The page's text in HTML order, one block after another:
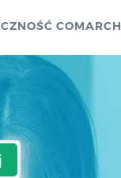
COMARCH